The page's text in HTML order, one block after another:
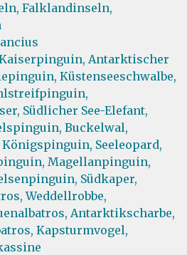
Falklandinseln,
Antarktischer
Küstenseeschwalbe,
Südlicher See-Elefant,
Buckelwal,
Königspinguin, Seeleopard,
Magellanpinguin,
Südkaper,
Weddellrobbe,
Antarktikscharbe,
Kapsturmvogel,